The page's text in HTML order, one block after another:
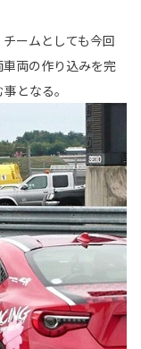
ームとしても今回
両の作り込みを完
となる。